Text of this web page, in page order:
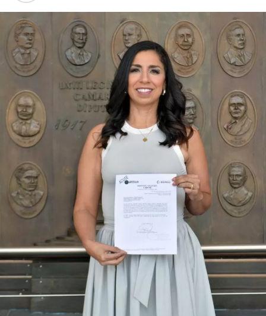
Durante su encargo en la Cámara Alta, Gino Segura centró
su agenda legislativa en iniciativas orientadas a
robustecer el desarrollo económico, la sustentabilidad
turística y la equidad social. Sin embargo, enfatizó que la
coyuntura actual exige priorizar la organización comunitaria
para asegurar la continuidad del proyecto político en la
región sureste del país.
Con esta determinación, el senador abre una etapa
decisiva en su trayectoria pública, apostando por una
estrategia de cercanía ciudadana. Su retorno a Quintana
Roo busca garantizar la cohesión de las estructuras de
izquierda de cara a los próximos retos políticos. El relevo
institucional se procesará conforme a los tiempos legales
establecidos, manteniendo la continuidad de la
representación parlamentaria del estado.
Fuente: 5to Poder Agencia de Noticias